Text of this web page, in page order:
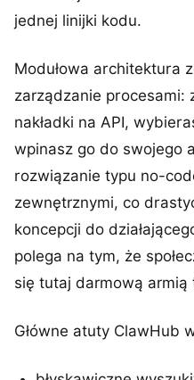
jednej linijki kodu.
Modułowa architektura
zarządzanie procesami:
nakładki na API,
wpinasz go do swojego
rozwiązanie typu no-
zewnętrznymi, co
koncepcji do
polega na tym, że
się tutaj darmową
Główne atuty ClawHub